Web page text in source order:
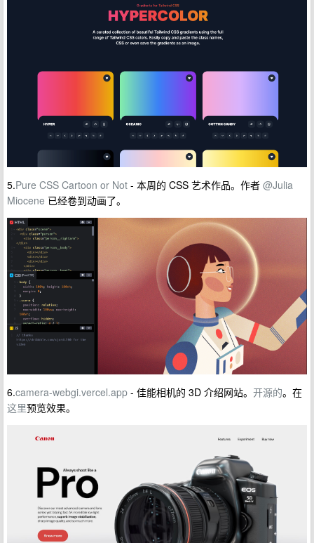
5.Pure CSS Cartoon or Not - 本周的 CSS 艺术作品。作者 @Julia
Miocene 已经卷到动画了。
6.camera-webgi.vercel.app - 佳能相机的 3D 介绍网站。 开源的。在
这里预览效果。